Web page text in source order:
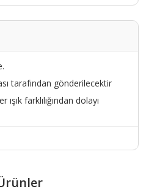
tarafından gönderilecektir
farklılığından dolayı